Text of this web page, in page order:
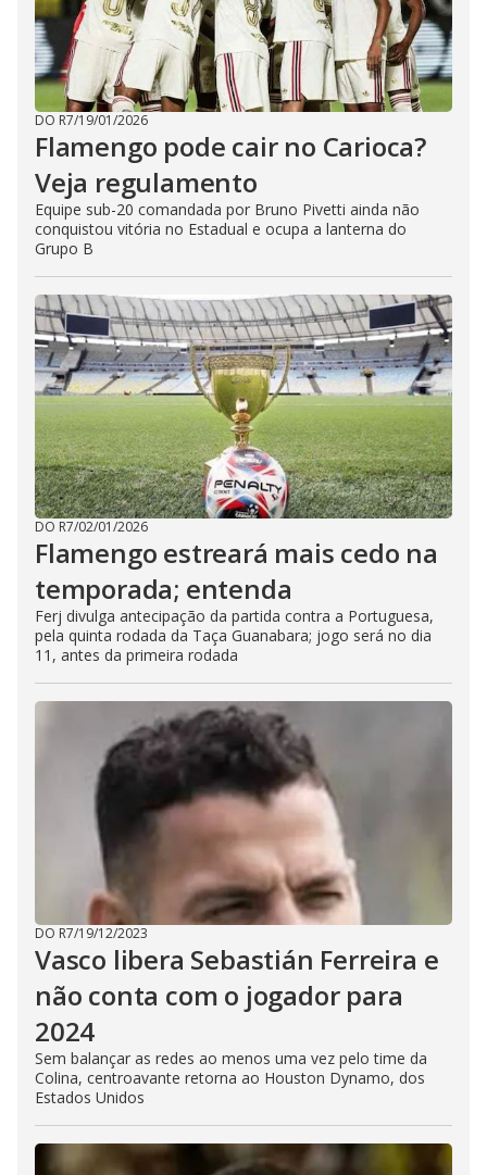
DO R7/19/01/2026
Flamengo pode cair no Carioca?
Veja regulamento
Equipe sub-20 comandada por Bruno Pivetti ainda não
conquistou vitória no Estadual e ocupa a lanterna do
Grupo B
DO R7/02/01/2026
Flamengo estreará mais cedo na
temporada; entenda
Ferj divulga antecipação da partida contra a Portuguesa,
pela quinta rodada da Taça Guanabara; jogo será no dia
11, antes da primeira rodada
DO R7/19/12/2023
Vasco libera Sebastián Ferreira e
não conta com o jogador para
2024
Sem balançar as redes ao menos uma vez pelo time da
Colina, centroavante retorna ao Houston Dynamo, dos
Estados Unidos